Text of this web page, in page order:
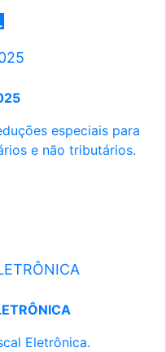
especiais para
e não tributários.
Eletrônica.